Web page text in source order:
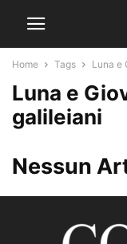
Home Tags Luna e
Luna e
galileiani
Nessun